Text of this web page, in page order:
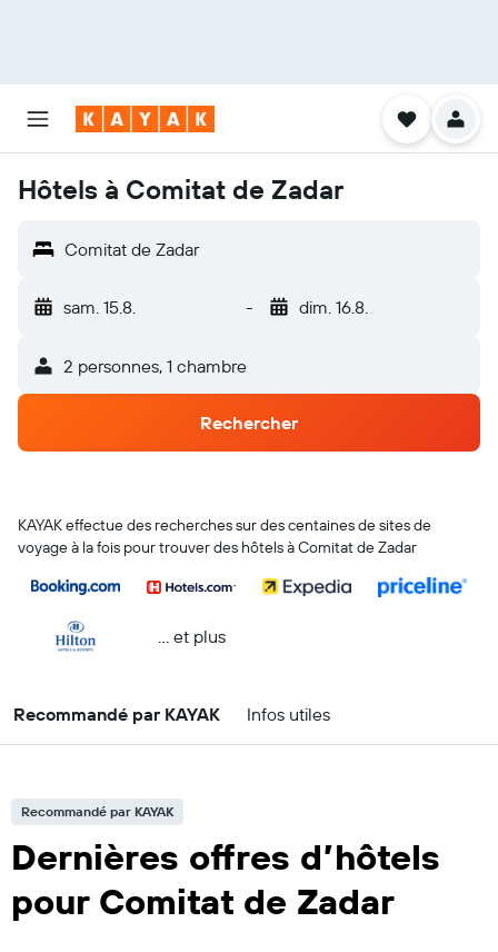
Hôtels à Comitat de Zadar
Comitat de Zadar
sam. 15.8. - dim. 16.8.
2 personnes, 1 chambre
Rechercher
KAYAK effectue des recherches sur des centaines de sites de
voyage à la fois pour trouver des hôtels à Comitat de Zadar
… et plus
Recommandé par KAYAK Infos utiles
Recommandé par KAYAK
Dernières offres d’hôtels
pour Comitat de Zadar